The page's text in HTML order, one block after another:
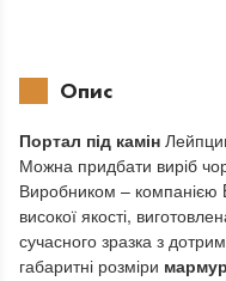
Опис
Портал під камін
Можна придбати виріб
Виробником –
високої якості,
сучасного зразка з
габаритні розміри